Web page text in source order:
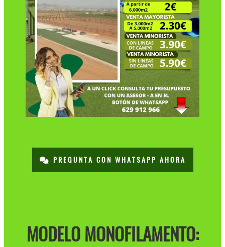
PREGUNTA CON WHATSAPP AHORA
MODELO MONOFILAMENTO: